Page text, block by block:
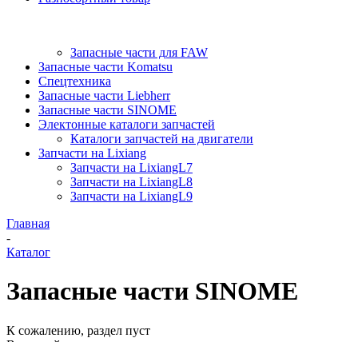
Запасные части для FAW
Запасные части Komatsu
Спецтехника
Запасные части Liebherr
Запасные части SINOME
Электонные каталоги запчастей
Каталоги запчастей на двигатели
Запчасти на Lixiang
Запчасти на LixiangL7
Запчасти на LixiangL8
Запчасти на LixiangL9
Главная
-
Каталог
Запасные части SINOME
К сожалению, раздел пуст